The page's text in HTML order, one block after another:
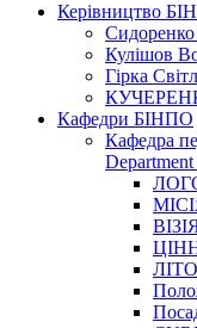
Керівництво
Кулішов
Гірка
Кафедри БІНПО
Кафедра